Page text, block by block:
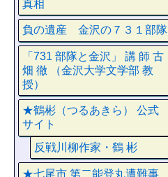
真相
負の遺産 金沢の７３１部隊
「731 部隊と金沢」 講 師 古
畑 徹 （金沢大学文学部 教
授）
★鶴彬（つるあきら） 公式
サイト
反戦川柳作家・鶴 彬
★七尾市 第二能登丸遭難事